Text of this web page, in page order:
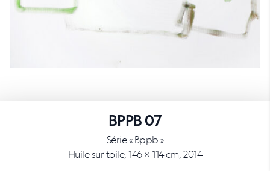
BPPB 07
Série « Bppb »
Huile sur toile, 146 × 114 cm, 2014